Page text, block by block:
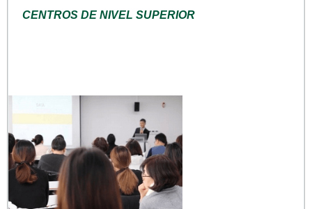
CENTROS DE NIVEL SUPERIOR